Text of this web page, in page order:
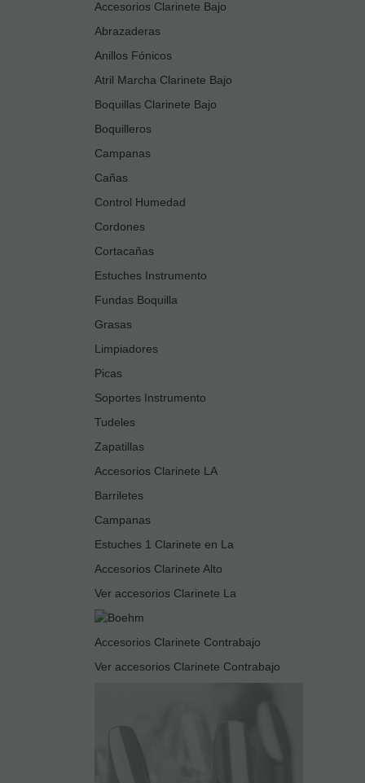
Accesorios Clarinete Bajo
Abrazaderas
Anillos Fónicos
Atril Marcha Clarinete Bajo
Boquillas Clarinete Bajo
Boquilleros
Campanas
Cañas
Control Humedad
Cordones
Cortacañas
Estuches Instrumento
Fundas Boquilla
Grasas
Limpiadores
Picas
Soportes Instrumento
Tudeles
Zapatillas
Accesorios Clarinete LA
Barriletes
Campanas
Estuches 1 Clarinete en La
Accesorios Clarinete Alto
Ver accesorios Clarinete La
Accesorios Clarinete Contrabajo
Ver accesorios Clarinete Contrabajo